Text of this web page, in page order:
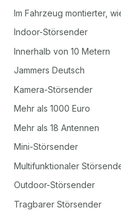
Im Fahrzeug montierter,
Indoor-Störsender
Innerhalb von 10 Metern
Jammers Deutsch
Kamera-Störsender
Mehr als 1000 Euro
Mehr als 18 Antennen
Mini-Störsender
Multifunktionaler
Outdoor-Störsender
Tragbarer Störsender